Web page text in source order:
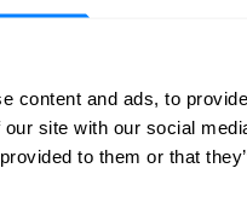
content and ads, to
site with our social
to them or that
van
met een